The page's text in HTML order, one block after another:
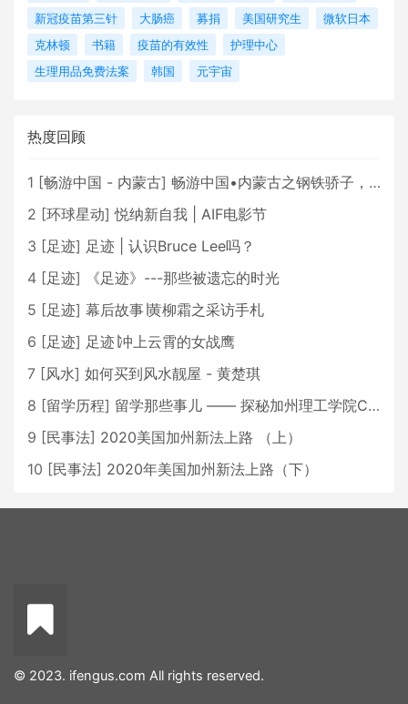
新冠疫苗第三针
大肠癌 募捐 美国研究生
微软日本
克林顿
书籍 疫苗的有效性
护理中心
生理用品免费法案
韩国 元宇宙
热度回顾
1 [畅游中国 - 内蒙古] 畅游中国•内蒙古之钢铁骄子，魅力包头
2 [环球星动] 悦纳新自我 | AIF电影节
3 [足迹] 足迹 | 认识Bruce Lee吗？
4 [足迹]
《足迹》---那些被遗忘的时光
5 [足迹] 幕后故事∣黄柳霜之采访手札
6 [足迹] 足迹∣冲上云霄的女战鹰
7 [风水] 如何买到风水靓屋 - 黄楚琪
8 [留学历程] 留学那些事儿 —— 探秘加州理工学院Caltech博士生活 [上集]
9 [民事法] 2020美国加州新法上路 （上）
10 [民事法] 2020年美国加州新法上路（下）
© 2023. ifengus.com All rights reserved.